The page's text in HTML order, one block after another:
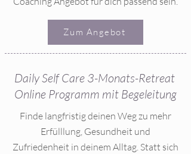
Zum Angebot
Daily Self Care 3-Monats-Retreat
Online Programm mit Begeleitung
Finde langfristig deinen Weg zu mehr
Erfülllung, Gesundheit und
Zufriedenheit in deinem Alltag. Statt sich